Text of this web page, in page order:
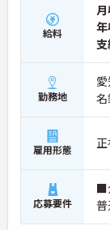
給料
支
勤務地
雇用形態
応募要件
■